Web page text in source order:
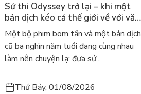
Sử thi Odyssey trở lại – khi một
bản dịch kéo cả thế giới về với văn
học kinh điển
Một bộ phim bom tấn và một bản dịch
cũ ba nghìn năm tuổi đang cùng nhau
làm nên chuyện lạ: đưa sử...
Thứ Bảy, 01/08/2026